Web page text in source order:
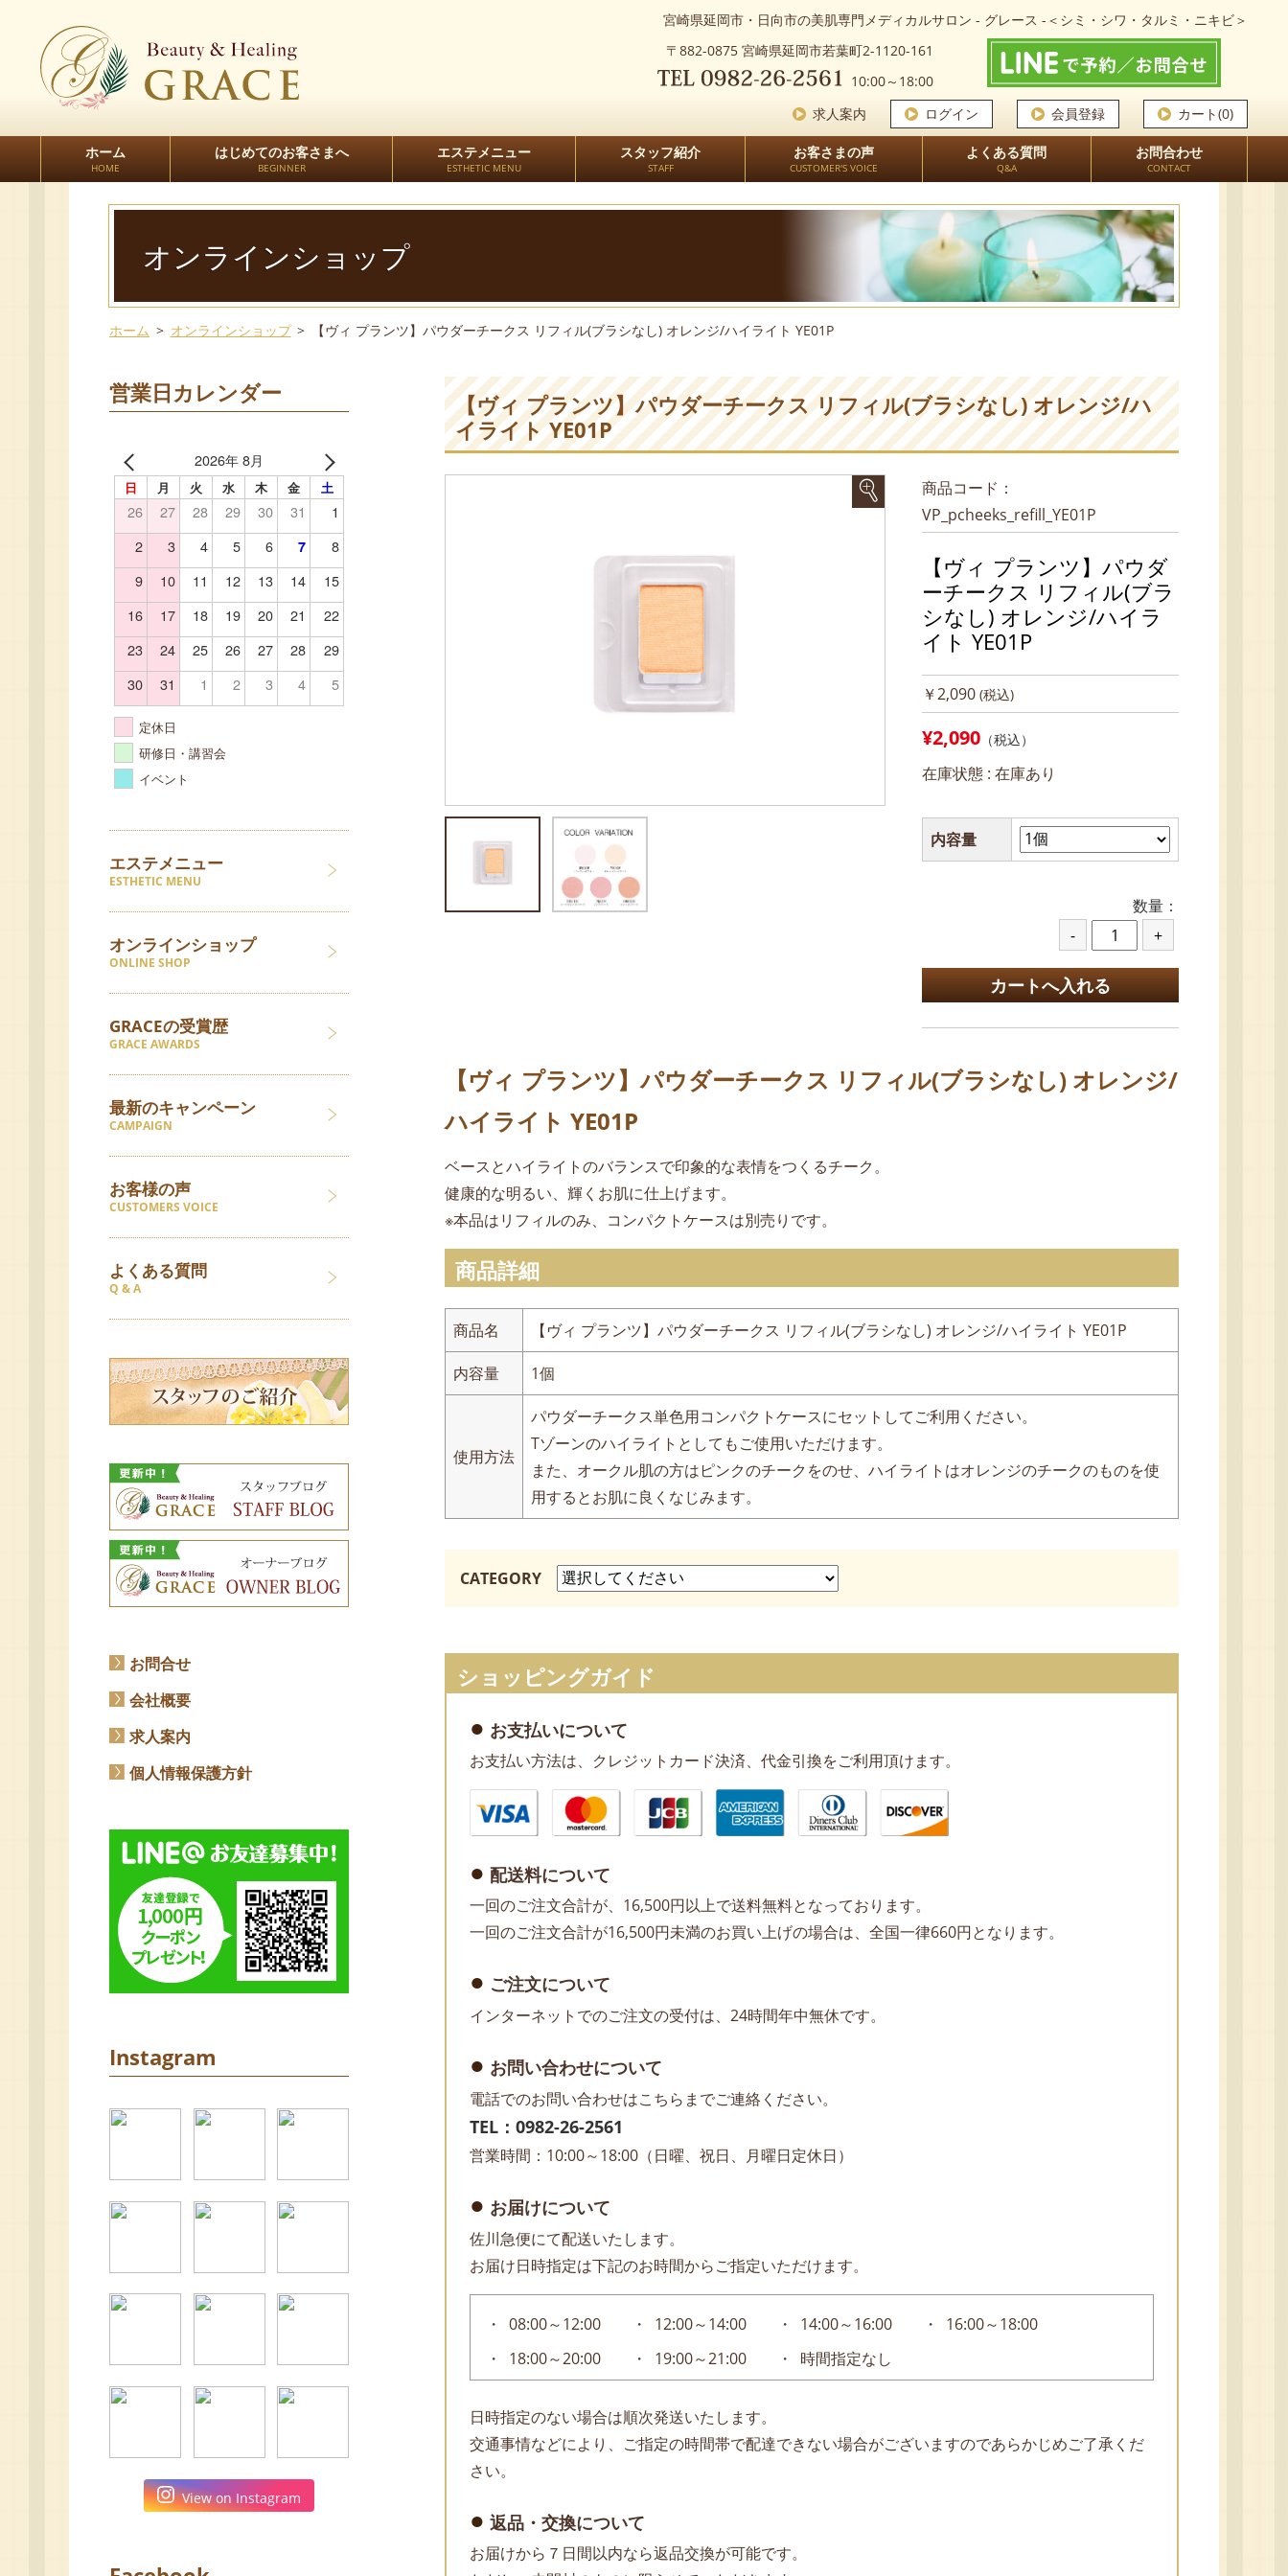
宮崎県延岡市・日向市の美肌専門メディカルサロン - グレース -＜シミ・シワ・タルミ・ニキビ＞
〒882-0875 宮崎県延岡市若葉町2-1120-161
10:00～18:00
求人案内
ログイン 会員登録 カート(0)
ホーム
HOME
はじめてのお客さまへ
BEGINNER
エステメニュー
ESTHETIC MENU
スタッフ紹介
STAFF
お客さまの声
CUSTOMER'S VOICE
よくある質問
Q&A
お問合わせ
CONTACT
オンラインショップ
ホーム オンラインショップ 【ヴィ プランツ】パウダーチークス リフィル(ブラシなし) オレンジ/ハイライト YE01P
【ヴィ プランツ】パウダーチークス リフィル(ブラシなし) オレンジ/ハ
イライト YE01P
商品コード：
VP_pcheeks_refill_YE01P
【ヴィ プランツ】パウダ
ーチークス リフィル(ブラ
シなし) オレンジ/ハイラ
イト YE01P
￥2,090 (税込)
¥2,090（税込）
在庫状態 : 在庫あり
内容量
数量：
【ヴィ プランツ】パウダーチークス リフィル(ブラシなし) オレンジ/
ハイライト YE01P
ベースとハイライトのバランスで印象的な表情をつくるチーク。
健康的な明るい、輝くお肌に仕上げます。
※本品はリフィルのみ、コンパクトケースは別売りです。
商品詳細
商品名 【ヴィ プランツ】パウダーチークス リフィル(ブラシなし) オレンジ/ハイライト YE01P
内容量 1個
使用方法
パウダーチークス単色用コンパクトケースにセットしてご利用ください。
Tゾーンのハイライトとしてもご使用いただけます。
また、オークル肌の方はピンクのチークをのせ、ハイライトはオレンジのチークのものを使
用するとお肌に良くなじみます。
CATEGORY
ショッピングガイド
お支払いについて
お支払い方法は、クレジットカード決済、代金引換をご利用頂けます。
配送料について
一回のご注文合計が、16,500円以上で送料無料となっております。
一回のご注文合計が16,500円未満のお買い上げの場合は、全国一律660円となります。
ご注文について
インターネットでのご注文の受付は、24時間年中無休です。
お問い合わせについて
電話でのお問い合わせはこちらまでご連絡ください。
TEL：0982-26-2561
営業時間：10:00～18:00（日曜、祝日、月曜日定休日）
お届けについて
佐川急便にて配送いたします。
お届け日時指定は下記のお時間からご指定いただけます。
08:00～12:00 12:00～14:00 14:00～16:00
16:00～18:00
18:00～20:00
19:00～21:00 時間指定なし
日時指定のない場合は順次発送いたします。
交通事情などにより、ご指定の時間帯で配達できない場合がございますのであらかじめご了承くだ
さい。
返品・交換について
お届けから７日間以内なら返品交換が可能です。
営業日カレンダー
2026年 8月
日 月 火 水 木 金 土
26 27 28 29 30 31
1
2
3 4 5 6 7
8
9
10 11 12 13 14
15
16
17 18 19 20 21
22
23
24 25 26 27 28
29
30
31 1 2 3 4 5
定休日
研修日・講習会
イベント
エステメニュー
ESTHETIC MENU
オンラインショップ
ONLINE SHOP
GRACEの受賞歴
GRACE AWARDS
最新のキャンペーン
CAMPAIGN
お客様の声
CUSTOMERS VOICE
よくある質問
Q & A
お問合せ
会社概要
求人案内
個人情報保護方針
Instagram
View on Instagram